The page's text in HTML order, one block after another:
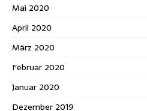
Mai 2020
April 2020
März 2020
Februar 2020
Januar 2020
Dezember 2019